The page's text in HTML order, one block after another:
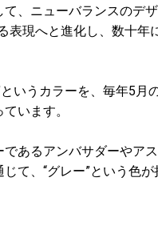
、ニューバランスのデ
表現へと進化し、数十年
いうカラーを、毎年5
います。
あるアンバサダーやア
て、“グレー”という色